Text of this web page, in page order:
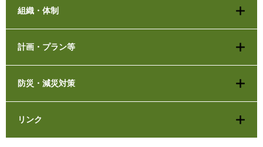
組織・体制
計画・プラン等
防災・減災対策
リンク